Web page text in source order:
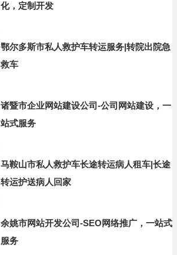
化，定制开发
鄂尔多斯市私人救护车转运服务|转院出院急
救车
诸暨市企业网站建设公司-公司网站建设，一
站式服务
马鞍山市私人救护车长途转运病人租车|长途
转运护送病人回家
余姚市网站开发公司-SEO网络推广，一站式
服务